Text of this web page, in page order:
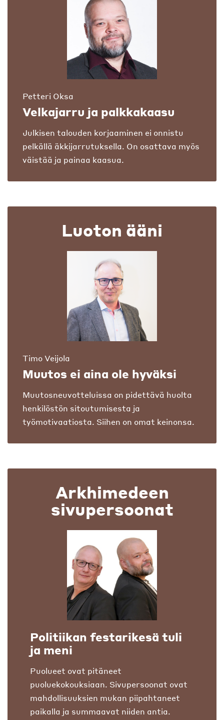
Petteri Oksa
Velkajarru ja palkkakaasu
Julkisen talouden korjaaminen ei onnistu
pelkällä äkkijarrutuksella. On osattava myös
väistää ja painaa kaasua.
Luoton ääni
Timo Veijola
Muutos ei aina ole hyväksi
Muutosneuvotteluissa on pidettävä huolta
henkilöstön sitoutumisesta ja
työmotivaatiosta. Siihen on omat keinonsa.
Arkhimedeen
sivupersoonat
Politiikan festarikesä tuli
ja meni
Puolueet ovat pitäneet
puoluekokouksiaan. Sivupersoonat ovat
mahdollisuuksien mukan piipahtaneet
paikalla ja summaavat niiden antia.